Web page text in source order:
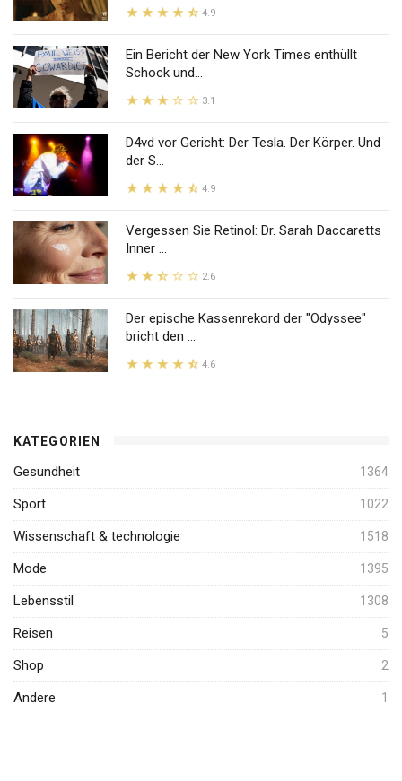
4.9
Ein Bericht der New York Times enthüllt
Schock und...
3.1
D4vd vor Gericht: Der Tesla. Der Körper. Und
der S...
4.9
Vergessen Sie Retinol: Dr. Sarah Daccaretts
Inner ...
2.6
Der epische Kassenrekord der "Odyssee"
bricht den ...
4.6
KATEGORIEN
Gesundheit 1364
Sport 1022
Wissenschaft & technologie 1518
Mode 1395
Lebensstil 1308
Reisen 5
Shop 2
Andere 1